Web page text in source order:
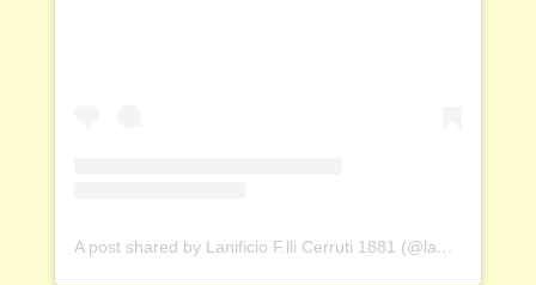
A post shared by Lanificio F.lli Cerruti 1881 (@lanificiocerruti)